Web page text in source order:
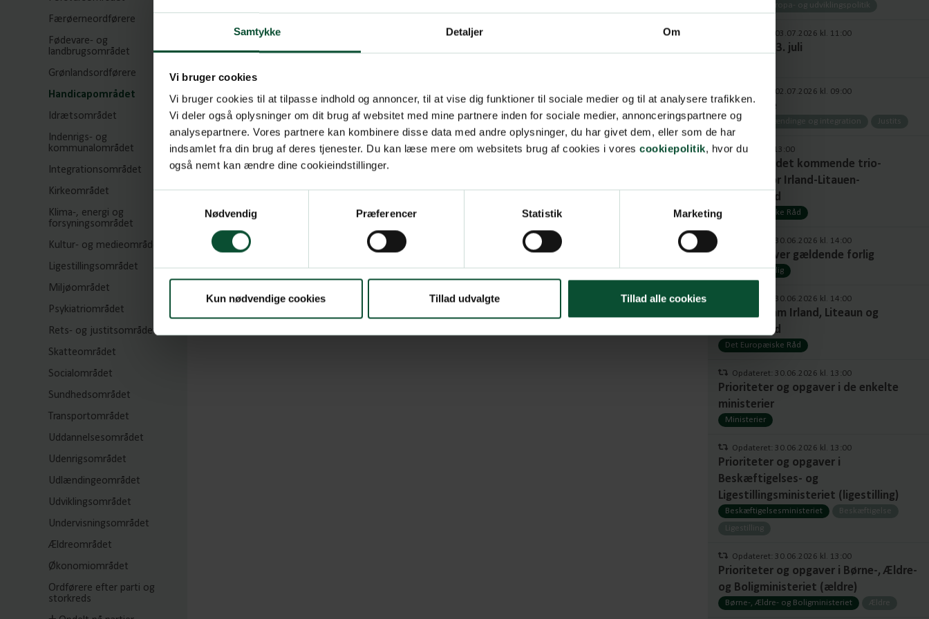
Samtykke Detaljer Om
Vi bruger cookies
Vi bruger cookies til at tilpasse indhold og annoncer, til at vise dig funktioner til sociale medier og til at analysere trafikken.
Vi deler også oplysninger om dit brug af websitet med mine partnere inden for sociale medier, annonceringspartnere og
analysepartnere. Vores partnere kan kombinere disse data med andre oplysninger, du har givet dem, eller som de har
indsamlet fra din brug af deres tjenester. Du kan læse mere om websitets brug af cookies i vores cookiepolitik, hvor du
også nemt kan ændre dine cookieindstillinger.
Nødvendig
Præferencer Statistik Marketing
Kun nødvendige cookies Tillad udvalgte Tillad alle cookies
Færøerneordførere
Fødevare- og
landbrugsområdet
Grønlandsordførere
Handicapområdet
Idrætsområdet
Indenrigs- og
kommunalområdet
Integrationsområdet
Kirkeområdet
Klima-, energi og
forsyningsområdet
Kultur- og medieområdet
Ligestillingsområdet
Miljøområdet
Psykiatriområdet
Rets- og justitsområdet
Skatteområdet
Socialområdet
Sundhedsområdet
Transportområdet
Uddannelsesområdet
Udenrigsområdet
Udlændingeområdet
Udviklingsområdet
Undervisningsområdet
Ældreområdet
Økonomiområdet
Ordførere efter parti og
storkreds
Udenrigs-, europa- og udviklingspolitik
Opdateret: 03.07.2026 kl. 11:00
Uge 27 - d. 3. juli
Opdateret: 02.07.2026 kl. 09:00
Strafpakke
2026 Udlændinge og integration Justits
01.07.2026 kl. 13:00
Analyse af det kommende trio-
program for Irland-Litauen-
Grækenland
Det Europæiske Råd
Opdateret: 30.06.2026 kl. 14:00
Oversigt over gældende forlig
Aftaler og forlig
Opdateret: 30.06.2026 kl. 14:00
Trio-program Irland, Liteaun og
Grækenland
Det Europæiske Råd
Opdateret: 30.06.2026 kl. 13:00
Prioriteter og opgaver i de enkelte
ministerier
Ministerier
Opdateret: 30.06.2026 kl. 13:00
Prioriteter og opgaver i
Beskæftigelses- og
Ligestillingsministeriet (ligestilling)
Beskæftigelsesministeriet
Beskæftigelse
Ligestilling
Opdateret: 30.06.2026 kl. 13:00
Prioriteter og opgaver i Børne-, Ældre-
og Boligministeriet (ældre)
Børne-, Ældre- og Boligministeriet Ældre